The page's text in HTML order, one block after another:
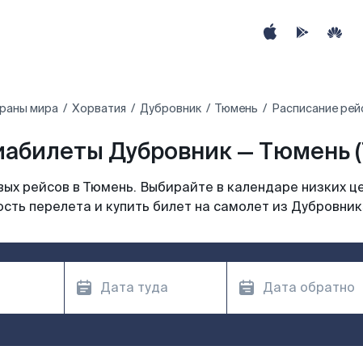
мира Хорватия Дубровник Тюмень Расписание
Дубровник — Тюмень
рейсов в Тюмень. Выбирайте в календаре низких
перелета и купить билет на самолет из